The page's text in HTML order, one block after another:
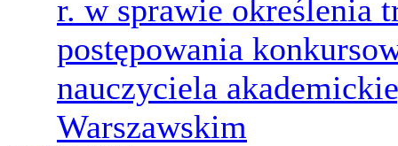
r. w sprawie określenia
postępowania
nauczyciela
Warszawskim